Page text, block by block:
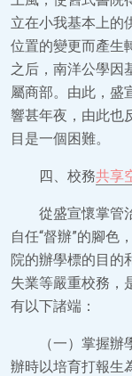
立在小我基本上的
位置的變更而產生
之后，南洋公學因
屬商部。由此，盛
響甚年夜，由此也
目是一個困難。
四、校務共享
從盛宣懷掌管
自任“督辦”的腳色
院的辦學標的目的
失業等嚴重校務，
有以下諸端：
（一）掌握
辦時以培育打報生